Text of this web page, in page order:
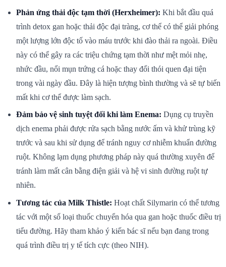
Phản ứng thải độc tạm thời (Herxheimer): Khi bắt đầu quá
trình detox gan hoặc thải độc đại tràng, cơ thể có thể giải phóng
một lượng lớn độc tố vào máu trước khi đào thải ra ngoài. Điều
này có thể gây ra các triệu chứng tạm thời như mệt mỏi nhẹ,
nhức đầu, nổi mụn trứng cá hoặc thay đổi thói quen đại tiện
trong vài ngày đầu. Đây là hiện tượng bình thường và sẽ tự biến
mất khi cơ thể được làm sạch.
Đảm bảo vệ sinh tuyệt đối khi làm Enema: Dụng cụ truyền
dịch enema phải được rửa sạch bằng nước ấm và khử trùng kỹ
trước và sau khi sử dụng để tránh nguy cơ nhiễm khuẩn đường
ruột. Không lạm dụng phương pháp này quá thường xuyên để
tránh làm mất cân bằng điện giải và hệ vi sinh đường ruột tự
nhiên.
Tương tác của Milk Thistle: Hoạt chất Silymarin có thể tương
tác với một số loại thuốc chuyển hóa qua gan hoặc thuốc điều trị
tiểu đường. Hãy tham khảo ý kiến bác sĩ nếu bạn đang trong
quá trình điều trị y tế tích cực (theo NIH).